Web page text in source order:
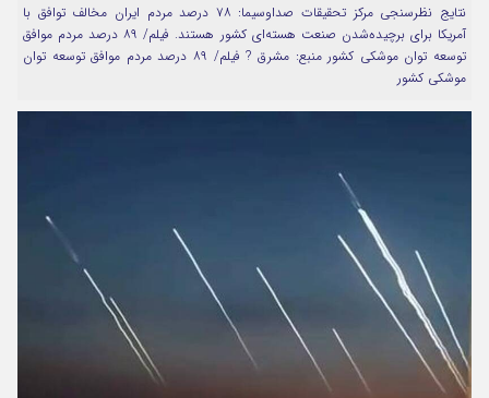
نتایج نظرسنجی مرکز تحقیقات صداوسیما: ۷۸ درصد مردم ایران مخالف توافق با
آمریکا برای برچیده‌شدن صنعت هسته‌ای کشور هستند. فیلم/ ۸۹ درصد مردم موافق
توسعه توان موشکی کشور منبع: مشرق ? فیلم/ ۸۹ درصد مردم موافق توسعه توان
موشکی کشور